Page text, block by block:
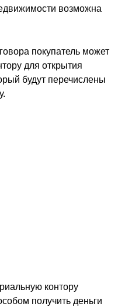
возможна
покупатель может
для открытия
будут перечислены
контору
получить деньги